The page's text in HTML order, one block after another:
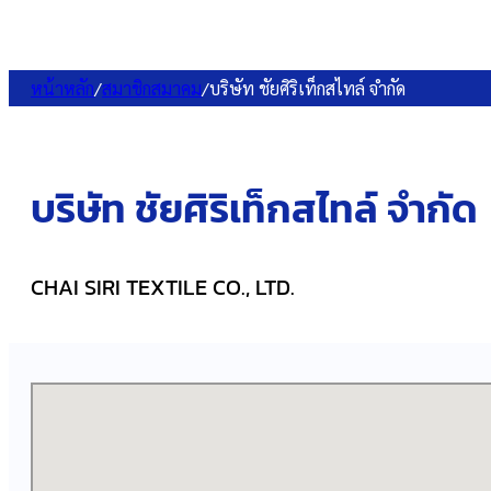
หน้าหลัก/สมาชิกสมาคม/บริษัท ชัยศิริเท็กสไทล์ จำกัด
บริษัท ชัยศิริเท็กสไทล์ จำกัด
CHAI SIRI TEXTILE CO., LTD.